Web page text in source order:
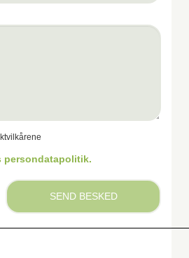
persondatapolitik.
SEND BESKED